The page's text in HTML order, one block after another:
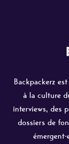
Backpackerz
à la culture
interviews, des
dossiers de